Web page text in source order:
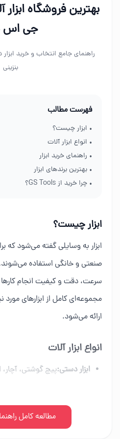
بهترین فروشگاه ابزار
جی اس
راهنمای جامع انتخاب و خرید
بنزینی
فهرست مطالب
• ابزار چیست؟
• انواع ابزار آلات
• راهنمای خرید ابزار
• بهترین برندهای ابزار
• چرا خرید از GS Tools؟
ابزار چیست؟
ابزار به وسایلی گفته می‌شود که
صنعتی و خانگی استفاده می‌شوند.
سرعت، دقت و کیفیت انجام
مجموعه‌ای کامل از ابزارهای مورد
ارائه می‌شود.
انواع ابزار آلات
ابزار دستی:پیچ گوشتی،
کمپرسور، میخکوب
مطالعه کامل